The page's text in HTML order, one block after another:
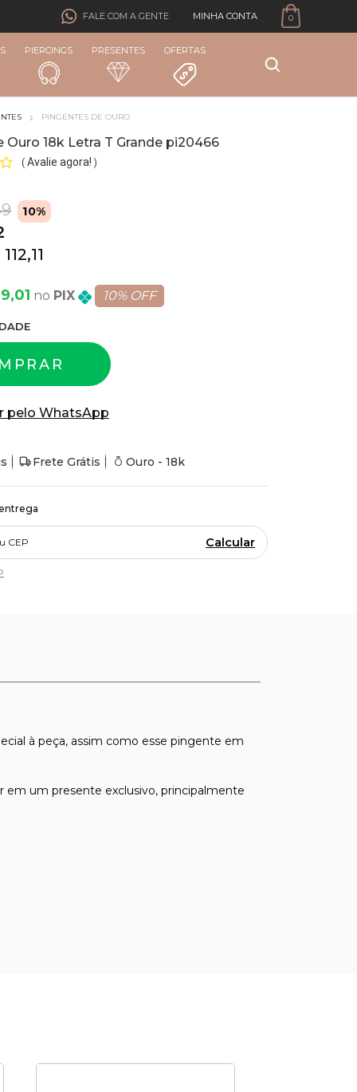
FALE COM A GENTE MINHA CONTA 0
PIERCINGS PRESENTES OFERTAS
PINGENTES DE OURO
Ouro 18k Letra T Grande pi20466
( Avalie agora! )
10%
PIX 10% OFF
pelo WhatsApp
Frete Grátis Ouro - 18k
Calcular
à peça, assim como esse pingente em
em um presente exclusivo, principalmente